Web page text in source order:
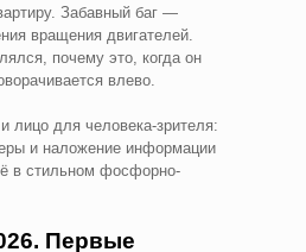
Забавный баг —
вращения двигателей.
почему это, когда он
влево.
лицо для человека-зрителя:
и наложение информации
в стильном фосфорно-
Первые